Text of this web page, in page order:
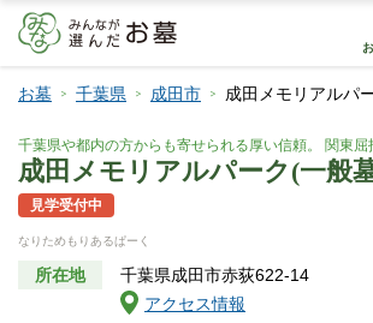
お墓 千葉県 成田市 成田メモリアルパ
千葉県や都内の方からも寄せられる厚い信頼。 関東屈
成田メモリアルパーク(一般
見学受付中
なりためもりあるぱーく
所在地
千葉県成田市赤荻622-14
アクセス情報